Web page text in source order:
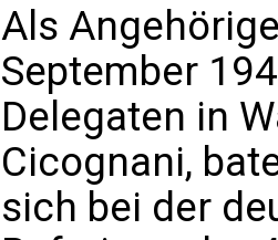
Als
September
Delegaten in
Cicognani,
sich bei der